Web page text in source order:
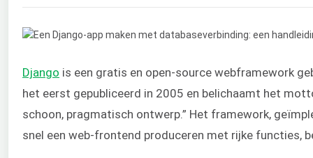
Django is een gratis en open-source webframework
het eerst gepubliceerd in 2005 en belichaamt het
schoon, pragmatisch ontwerp.” Het framework,
snel een web-frontend produceren met rijke functies,